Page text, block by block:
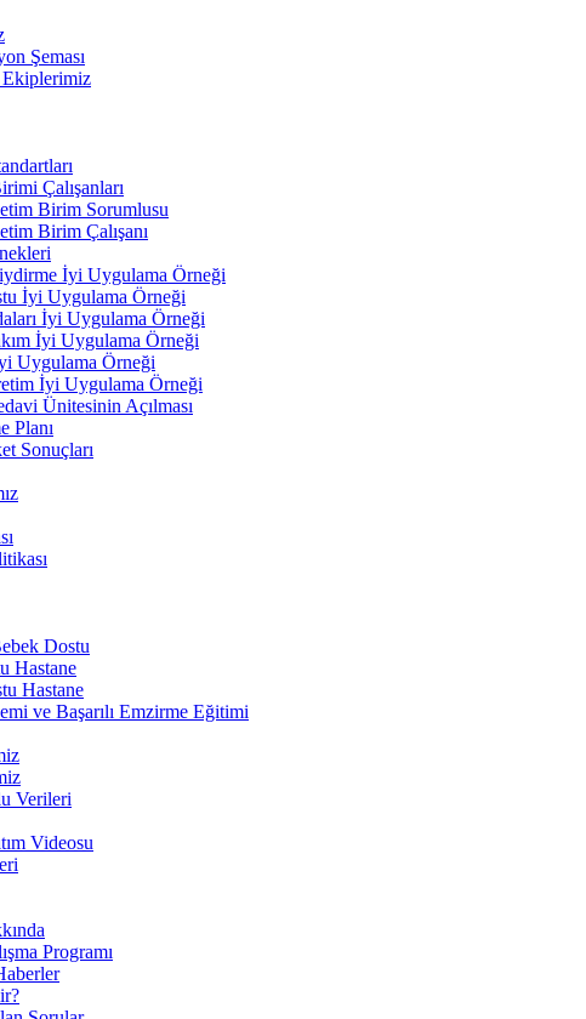
Şeması
Çalışanları
Birim Sorumlusu
Birim Çalışanı
İyi Uygulama Örneği
İyi Uygulama Örneği
İyi Uygulama Örneği
İyi Uygulama Örneği
Uygulama Örneği
İyi Uygulama Örneği
Ünitesinin Açılması
Planı
Sonuçları
Dostu
Hastane
Hastane
ve Başarılı Emzirme Eğitimi
Verileri
Videosu
Programı